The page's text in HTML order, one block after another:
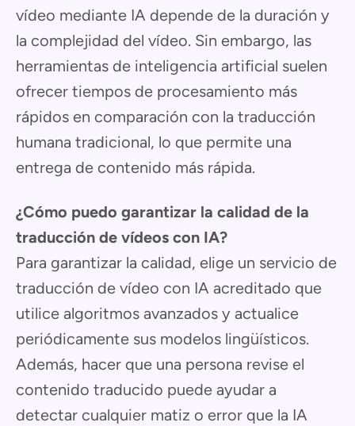
vídeo mediante IA depende de la duración y
la complejidad del vídeo. Sin embargo, las
herramientas de inteligencia artificial suelen
ofrecer tiempos de procesamiento más
rápidos en comparación con la traducción
humana tradicional, lo que permite una
entrega de contenido más rápida.
¿Cómo puedo garantizar la calidad de la
traducción de vídeos con IA?
Para garantizar la calidad, elige un servicio de
traducción de vídeo con IA acreditado que
utilice algoritmos avanzados y actualice
periódicamente sus modelos lingüísticos.
Además, hacer que una persona revise el
contenido traducido puede ayudar a
detectar cualquier matiz o error que la IA